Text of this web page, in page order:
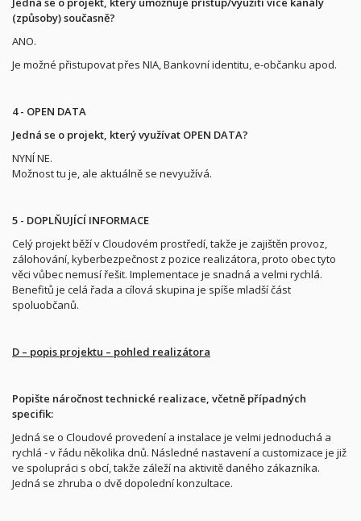
(způsoby) současně?
ANO.
Je možné přistupovat přes NIA, Bankovní identitu, e-občanku apod.
4 - OPEN DATA
Jedná se o projekt, který využívat OPEN DATA?
NYNÍ NE.
Možnost tu je, ale aktuálně se nevyužívá.
5 - DOPLŇUJÍCÍ INFORMACE
Celý projekt běží v Cloudovém prostředí, takže je zajištěn provoz,
zálohování, kyberbezpečnost z pozice realizátora, proto obec tyto
věci vůbec nemusí řešit. Implementace je snadná a velmi rychlá.
Benefitů je celá řada a cílová skupina je spíše mladší část
spoluobčanů.
D – popis projektu – pohled realizátora
Popište náročnost technické realizace, včetně případných
specifik:
Jedná se o Cloudové provedení a instalace je velmi jednoduchá a
rychlá - v řádu několika dnů. Následné nastavení a customizace je již
ve spolupráci s obcí, takže záleží na aktivitě daného zákazníka.
Jedná se zhruba o dvě dopolední konzultace.